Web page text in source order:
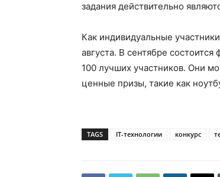
задания действительно
Как индивидуальные
августа. В сентябре
100 лучших участников. Они
ценные призы, такие как
TAGS IT-технологии конкурс